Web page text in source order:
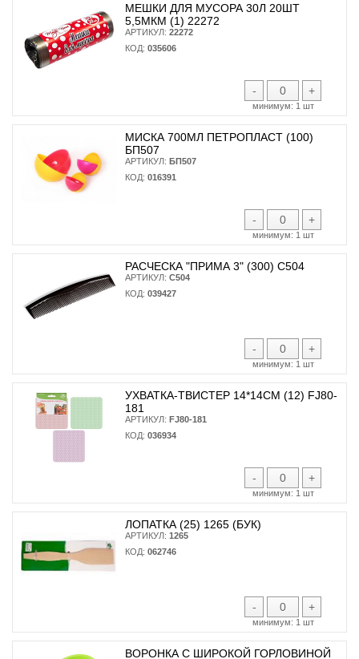
МЕШКИ ДЛЯ МУСОРА 30Л 20ШТ
5,5МКМ (1) 22272
АРТИКУЛ: 22272
КОД: 035606
- +
минимум: 1 шт
МИСКА 700МЛ ПЕТРОПЛАСТ (100)
БП507
АРТИКУЛ: БП507
КОД: 016391
- +
минимум: 1 шт
РАСЧЕСКА "ПРИМА 3" (300) С504
АРТИКУЛ: С504
КОД: 039427
- +
минимум: 1 шт
УХВАТКА-ТВИСТЕР 14*14СМ (12) FJ80-
181
АРТИКУЛ: FJ80-181
КОД: 036934
- +
минимум: 1 шт
ЛОПАТКА (25) 1265 (БУК)
АРТИКУЛ: 1265
КОД: 062746
- +
минимум: 1 шт
ВОРОНКА С ШИРОКОЙ ГОРЛОВИНОЙ